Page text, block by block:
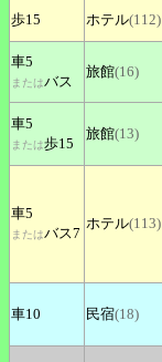
歩15
ホテル(112)
車5
またはバス
旅館(16)
車5
または歩15
旅館(13)
車5
またはバス7
ホテル(113)
車10 民宿(18)